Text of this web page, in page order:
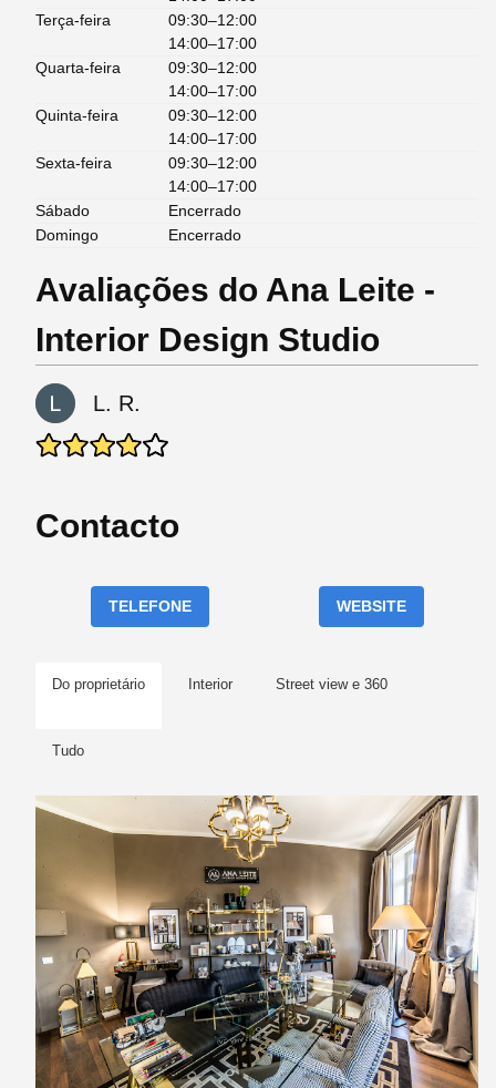
Terça-feira
09:30–12:00
14:00–17:00
Quarta-feira
09:30–12:00
14:00–17:00
Quinta-feira
09:30–12:00
14:00–17:00
Sexta-feira
09:30–12:00
14:00–17:00
Sábado
Encerrado
Domingo
Encerrado
Avaliações do Ana Leite -
Interior Design Studio
L. R.
Contacto
TELEFONE WEBSITE
Do proprietário Interior Street view e 360
Tudo